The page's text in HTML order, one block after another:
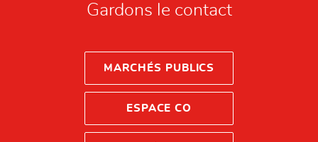
Gardons le contact
MARCHÉS PUBLICS
ESPACE CO